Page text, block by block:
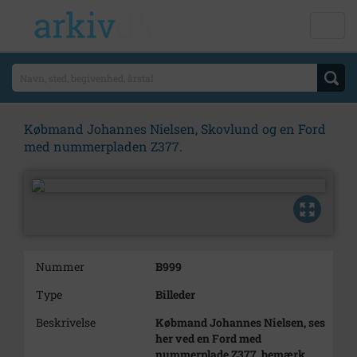
Købmand Johannes Nielsen, Skovlund og en Ford
med nummerpladen Z377.
Nummer
B999
Type
Billeder
Beskrivelse
Købmand Johannes Nielsen, ses
her ved en Ford med